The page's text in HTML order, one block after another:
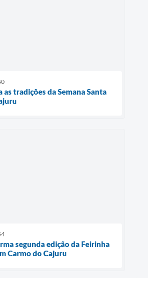
as tradições da Semana Santa
segunda edição da Feirinha
Carmo do Cajuru